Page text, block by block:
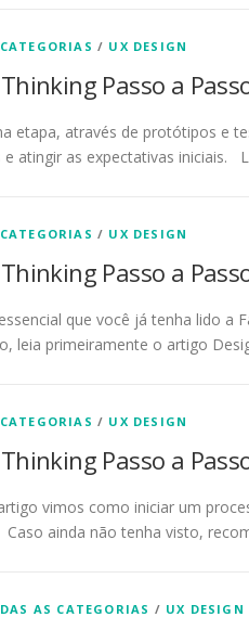
/ UX DESIGN
Passo a
etapa, através de protótipos e
e atingir as expectativas iniciais.
/ UX DESIGN
Passo a
que você já tenha lido a
leia primeiramente o artigo
/ UX DESIGN
Passo a
vimos como iniciar um
ainda não tenha visto,
AS CATEGORIAS / UX DESIGN